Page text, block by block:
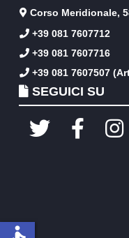
Corso Meridionale,
+39 081 7607712
+39 081 7607716
+39 081 7607507
SEGUICI SU